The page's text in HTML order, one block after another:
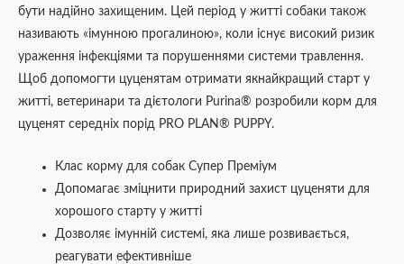
бути надійно захищеним. Цей період у житті собаки також
називають «імунною прогалиною», коли існує високий ризик
ураження інфекціями та порушеннями системи травлення.
Щоб допомогти цуценятам отримати якнайкращий старт у
житті, ветеринари та дієтологи Purina® розробили корм для
цуценят середніх порід PRO PLAN® PUPPY.
Клас корму для собак Супер Преміум
Допомагає зміцнити природний захист цуценяти для
хорошого старту у житті
Дозволяє імунній системі, яка лише розвивається,
реагувати ефективніше